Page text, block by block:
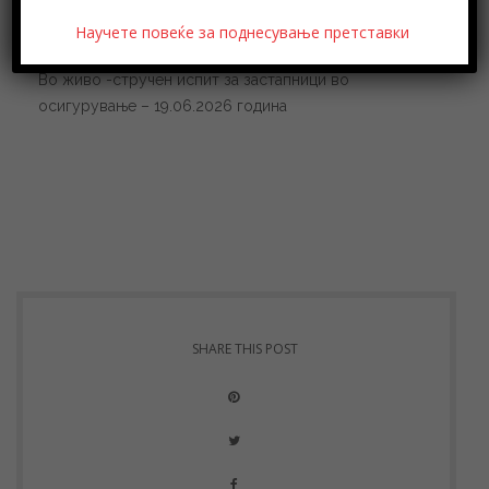
Во живо -стручен испит за застапници во
осигурување – 19.06.2026 година
SHARE THIS POST
Научете повеќе за поднесување претставки